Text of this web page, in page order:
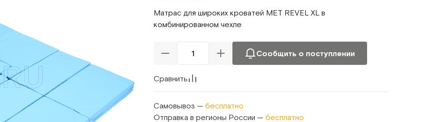
Матрас для широких кроватей МЕТ REVEL XL в
комбинированном чехле
Сообщить о поступлении
Сравнить
Самовывоз — бесплатно
Отправка в регионы России — бесплатно